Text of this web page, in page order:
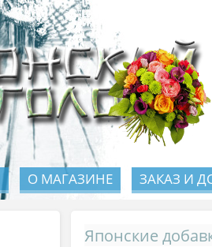
О МАГАЗИНЕ ЗАКАЗ И
Японские